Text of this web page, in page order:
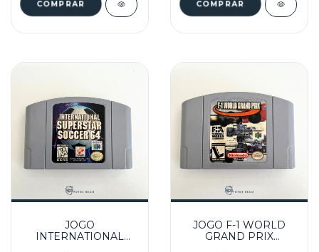
JOGO
INTERNATIONAL
JOGO F-1 WORLD
GRAND PRIX